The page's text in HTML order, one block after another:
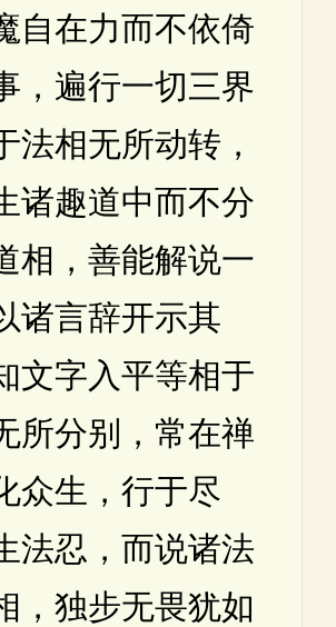
自在力而不依倚
，遍行一切三界
法相无所动转，
诸趣道中而不分
相，善能解说一
诸言辞开示其
文字入平等相于
所分别，常在禅
众生，行于尽
法忍，而说诸法
，独步无畏犹如